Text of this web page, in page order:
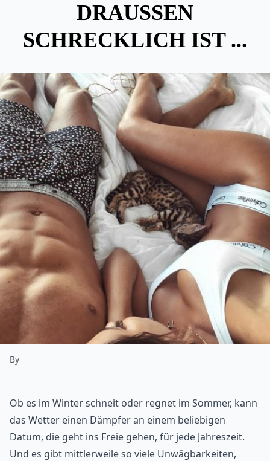
DRAUSSEN S
CHRECKLICH IST ...
By
Ob es im Winter schneit oder regnet im Sommer, kann
das Wetter einen Dämpfer an einem beliebigen
Datum, die geht ins Freie gehen, für jede Jahreszeit.
Und es gibt mittlerweile so viele Unwägbarkeiten,